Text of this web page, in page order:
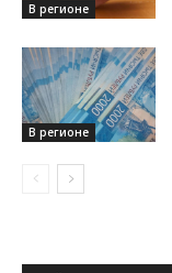
В регионе
В регионе